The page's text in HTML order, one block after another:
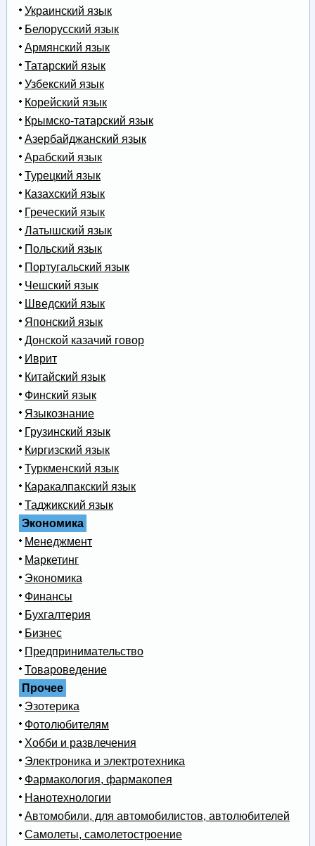
Украинский язык
Белорусский язык
Армянский язык
Татарский язык
Узбекский язык
Корейский язык
Крымско-татарский язык
Азербайджанский язык
Арабский язык
Турецкий язык
Казахский язык
Греческий язык
Латышский язык
Польский язык
Португальский язык
Чешский язык
Шведский язык
Японский язык
Донской казачий говор
Иврит
Китайский язык
Финский язык
Языкознание
Грузинский язык
Киргизский язык
Туркменский язык
Каракалпакский язык
Таджикский язык
Экономика
Менеджмент
Маркетинг
Экономика
Финансы
Бухгалтерия
Бизнес
Предпринимательство
Товароведение
Прочее
Эзотерика
Фотолюбителям
Хобби и развлечения
Электроника и электротехника
Фармакология, фармакопея
Нанотехнологии
Автомобили, для автомобилистов, автолюбителей
Самолеты, самолетостроение